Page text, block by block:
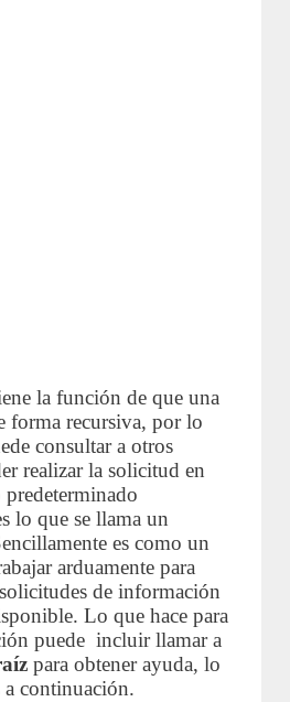
la función de que una
forma recursiva, por lo
consultar a otros
realizar la solicitud en
lo que se llama un
es como un
arduamente para
de información
Lo que hace para
puede incluir llamar a
para obtener ayuda, lo
a continuación.